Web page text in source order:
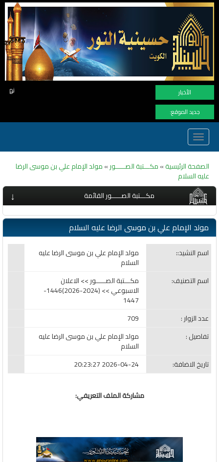
الأخبار نهنأ المتابعين لموفع النور بوصول المشاهدات
جديد الموقع:
Toggle
navigation
الصفحة الرئيسية»مكـــتبة الصـــــور»مولد الإمام علي بن موسى الرضا
عليه السلام
↓ مكـــتبة الصـــــور القائمة
مولد الإمام علي بن موسى الرضا عليه السلام
اسم النشيد:: مولد الإمام علي بن موسى الرضا عليه
السلام
اسم التصنيف:
مكـــتبة الصـــــور >> الاعلان
الاسبوعي >> (2024-2026)1446-
1447
عدد الزوار :
709
تفاصيل :
مولد الإمام علي بن موسى الرضا عليه
السلام
تاريخ الاضافة:
2026-04-24 20:23:27
مشاركة الملف التعريفي: